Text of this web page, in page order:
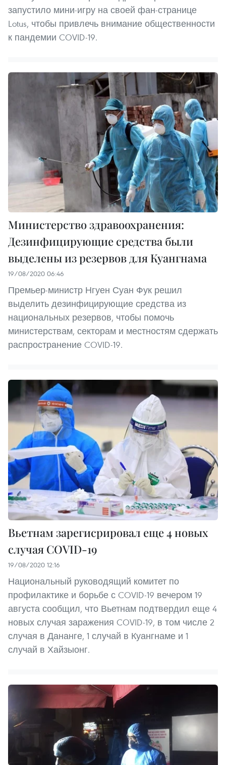
запустило мини-игру на своей фан-странице
Lotus, чтобы привлечь внимание общественности
к пандемии COVID-19.
Министерство здравоохранения:
Дезинфицирующие средства были
выделены из резервов для Куангнама
19/08/2020 06:46
Премьер-министр Нгуен Суан Фук решил
выделить дезинфицирующие средства из
национальных резервов, чтобы помочь
министерствам, секторам и местностям сдержать
распространение COVID-19.
Вьетнам зарегисрировал еще 4 новых
случая COVID-19
19/08/2020 12:16
Национальный руководящий комитет по
профилактике и борьбе с COVID-19 вечером 19
августа сообщил, что Вьетнам подтвердил еще 4
новых случая заражения COVID-19, в том числе 2
случая в Дананге, 1 случай в Куангнаме и 1
случай в Хайзыонг.